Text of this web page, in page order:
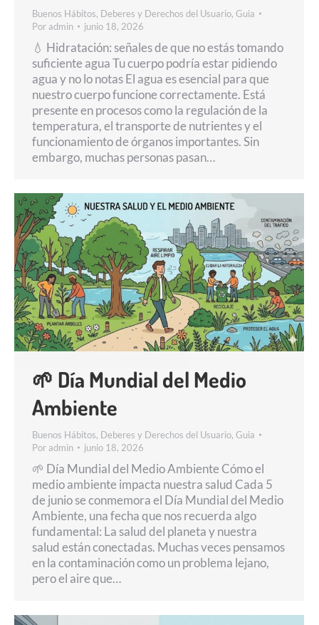
Buenos Hábitos, Deberes y Derechos del Usuario, Guia
Poradmin junio 18, 2026
💧 Hidratación: señales de que no estás tomando
suficiente agua Tu cuerpo podría estar pidiendo
agua y no lo notas El agua es esencial para que
nuestro cuerpo funcione correctamente. Está
presente en procesos como la regulación de la
temperatura, el transporte de nutrientes y el
funcionamiento de órganos importantes. Sin
embargo, muchas personas pasan…
🌱 Día Mundial del Medio
Ambiente
Buenos Hábitos, Deberes y Derechos del Usuario, Guia
Poradmin junio 18, 2026
🌱 Día Mundial del Medio Ambiente Cómo el
medio ambiente impacta nuestra salud Cada 5
de junio se conmemora el Día Mundial del Medio
Ambiente, una fecha que nos recuerda algo
fundamental: La salud del planeta y nuestra
salud están conectadas. Muchas veces pensamos
en la contaminación como un problema lejano,
pero el aire que…